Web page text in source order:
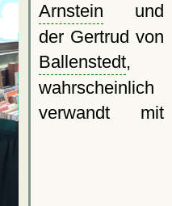
Arnstein und
der Gertrud von
Ballenstedt,
wahrscheinlich
verwandt mit